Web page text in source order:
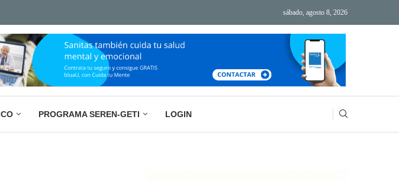
BASURA MENTAL: LA IMPORTANCIA DE
sábado, agosto 8, 2026
PROGRAMA SEREN-GETI LOGIN